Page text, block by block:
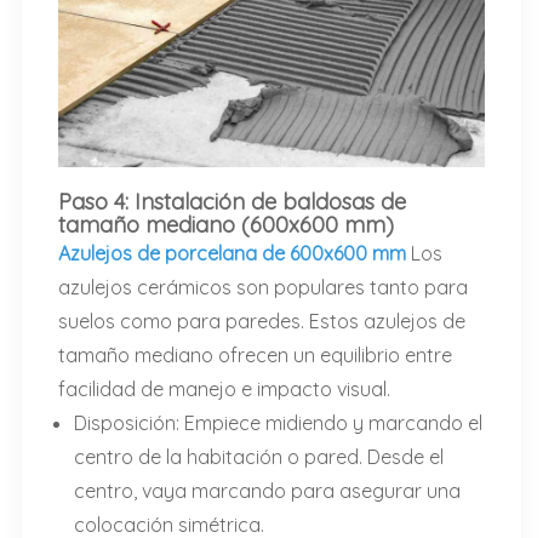
Paso 4: Instalación de baldosas de
tamaño mediano (600x600 mm)
Azulejos de porcelana de 600x600 mmLos
azulejos cerámicos son populares tanto para
suelos como para paredes. Estos azulejos de
tamaño mediano ofrecen un equilibrio entre
facilidad de manejo e impacto visual.
Disposición: Empiece midiendo y marcando el
centro de la habitación o pared. Desde el
centro, vaya marcando para asegurar una
colocación simétrica.